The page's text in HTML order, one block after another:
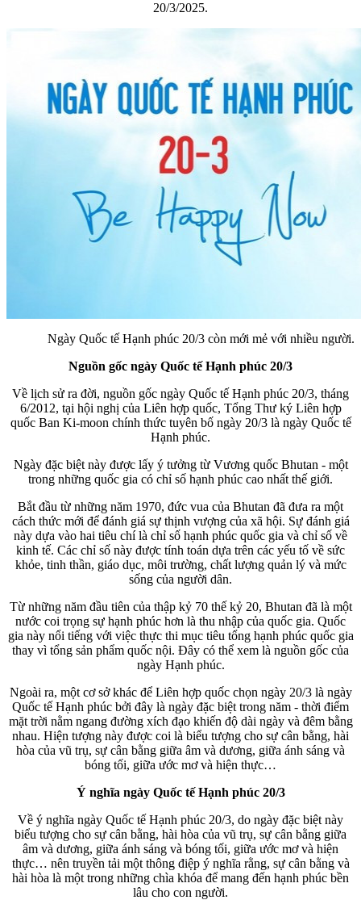
20/3/2025.
Ngày Quốc tế Hạnh phúc 20/3 còn mới mẻ với nhiều người.
Nguồn gốc ngày Quốc tế Hạnh phúc 20/3
Về lịch sử ra đời, nguồn gốc ngày Quốc tế Hạnh phúc 20/3, tháng
6/2012, tại hội nghị của Liên hợp quốc, Tổng Thư ký Liên hợp
quốc Ban Ki-moon chính thức tuyên bố ngày 20/3 là ngày Quốc tế
Hạnh phúc.
Ngày đặc biệt này được lấy ý tưởng từ Vương quốc Bhutan - một
trong những quốc gia có chỉ số hạnh phúc cao nhất thế giới.
Bắt đầu từ những năm 1970, đức vua của Bhutan đã đưa ra một
cách thức mới để đánh giá sự thịnh vượng của xã hội. Sự đánh giá
này dựa vào hai tiêu chí là chỉ số hạnh phúc quốc gia và chỉ số về
kinh tế. Các chỉ số này được tính toán dựa trên các yếu tố về sức
khỏe, tinh thần, giáo dục, môi trường, chất lượng quản lý và mức
sống của người dân.
Từ những năm đầu tiên của thập kỷ 70 thế kỷ 20, Bhutan đã là một
nước coi trọng sự hạnh phúc hơn là thu nhập của quốc gia. Quốc
gia này nổi tiếng với việc thực thi mục tiêu tổng hạnh phúc quốc gia
thay vì tổng sản phẩm quốc nội. Đây có thể xem là nguồn gốc của
ngày Hạnh phúc.
Ngoài ra, một cơ sở khác để Liên hợp quốc chọn ngày 20/3 là ngày
Quốc tế Hạnh phúc bởi đây là ngày đặc biệt trong năm - thời điểm
mặt trời nằm ngang đường xích đạo khiến độ dài ngày và đêm bằng
nhau. Hiện tượng này được coi là biểu tượng cho sự cân bằng, hài
hòa của vũ trụ, sự cân bằng giữa âm và dương, giữa ánh sáng và
bóng tối, giữa ước mơ và hiện thực…
Ý nghĩa ngày Quốc tế Hạnh phúc 20/3
Về ý nghĩa ngày Quốc tế Hạnh phúc 20/3, do ngày đặc biệt này
biểu tượng cho sự cân bằng, hài hòa của vũ trụ, sự cân bằng giữa
âm và dương, giữa ánh sáng và bóng tối, giữa ước mơ và hiện
thực… nên truyền tải một thông điệp ý nghĩa rằng, sự cân bằng và
hài hòa là một trong những chìa khóa để mang đến hạnh phúc bền
lâu cho con người.